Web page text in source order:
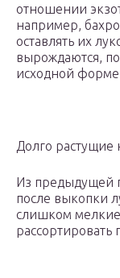
отношении
например,
оставлять их
вырождаются,
исходной
Долго
Из предыдущей
после выкопки
слишком
рассортировать